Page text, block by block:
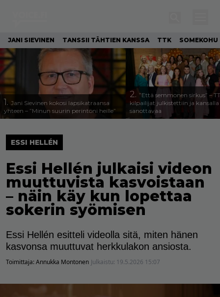
JANI SIEVINEN TANSSII TÄHTIEN KANSSA TTK SOMEKOHU
1. Jani Sievinen kokosi lapsikatraansa
yhteen – ”Minun suurin perintöni heille”
2. ”Että semmonen sirkus” –
kilpailijat julkistettiin ja
sanottavaa
ESSI HELLÉN
Essi Hellén julkaisi videon
muuttuvista kasvoistaan
– näin käy kun lopettaa
sokerin syömisen
Essi Hellén esitteli videolla sitä, miten hänen
kasvonsa muuttuvat herkkulakon ansiosta.
Toimittaja:Annukka Montonen Julkaistu: 19.5.2026 15:07